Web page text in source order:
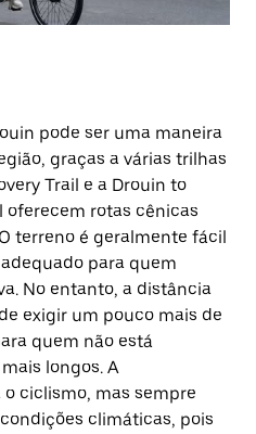
pode ser uma maneira
graças a várias trilhas
Trail e a Drouin to
oferecem rotas cênicas
terreno é geralmente fácil
para quem
No entanto, a distância
exigir um pouco mais de
quem não está
longos. A
ciclismo, mas sempre
climáticas, pois